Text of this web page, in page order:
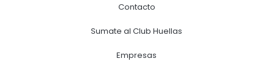
Contacto
Sumate al Club Huellas
Empresas